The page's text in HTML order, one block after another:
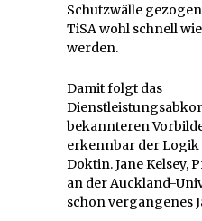
Schutzwälle
TiSA wohl schnell
werden.
Damit folgt das
bekannteren
erkennbar der
Doktin. Jane Kelsey,
an der Auckland-
schon vergangenes